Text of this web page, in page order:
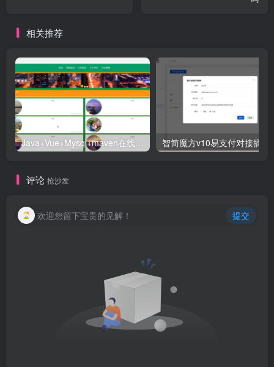
相关推荐
Java+Vue+Mysql+maven在线招投标系统源码-高校招标系统源码 智简魔方v10易支付对接插件
评论 抢沙发
欢迎您留下宝贵的见解！ 提交